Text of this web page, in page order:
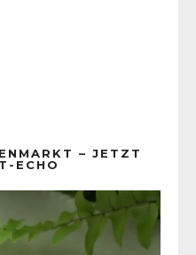
– JETZT
ECHO